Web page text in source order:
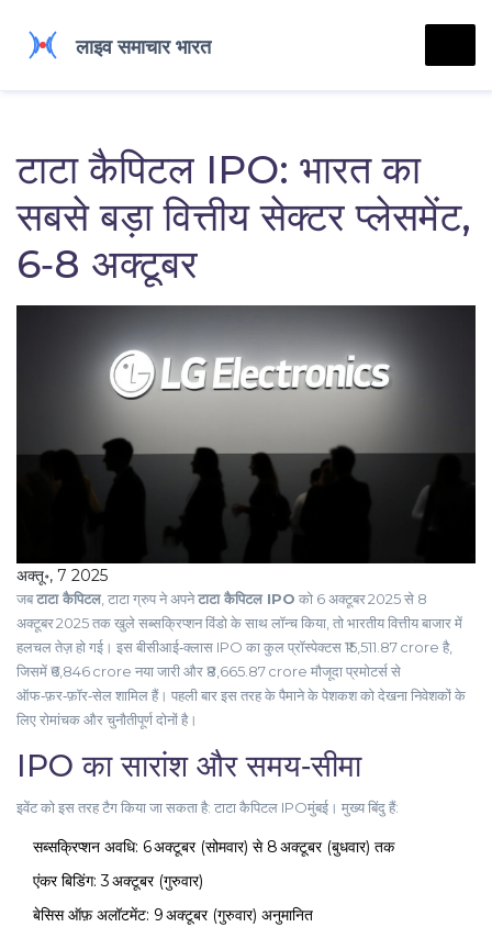
टाटा कैपिटल IPO: भारत का
सबसे बड़ा वित्तीय सेक्टर प्लेसमेंट,
6‑8 अक्टूबर
अक्तू॰, 7 2025
जबटाटा कैपिटल, टाटा ग्रुपने अपनेटाटा कैपिटल IPO को 6 अक्टूबर 2025 से 8
अक्टूबर 2025 तक खुले सब्सक्रिप्शन विंडो के साथ लॉन्च किया, तो भारतीय वित्तीय बाजार में
हलचल तेज़ हो गई। इस बीसीआई‑क्लास IPO का कुल प्रॉस्पेक्टस ₹15,511.87 crore है,
जिसमें ₹6,846 crore नया जारी और ₹8,665.87 crore मौजूदा प्रमोटर्स से
ऑफ‑फ़र‑फ़ॉर‑सेल शामिल हैं। पहली बार इस तरह के पैमाने के पेशकश को देखना निवेशकों के
लिए रोमांचक और चुनौतीपूर्ण दोनों है।
IPO का सारांश और समय‑सीमा
इवेंट को इस तरह टैग किया जा सकता है: टाटा कैपिटल IPOमुंबई । मुख्य बिंदु हैं:
सब्सक्रिप्शन अवधि: 6 अक्टूबर (सोमवार) से 8 अक्टूबर (बुधवार) तक
एंकर बिडिंग: 3 अक्टूबर (गुरुवार)
बेसिस ऑफ़ अलॉटमेंट: 9 अक्टूबर (गुरुवार) अनुमानित